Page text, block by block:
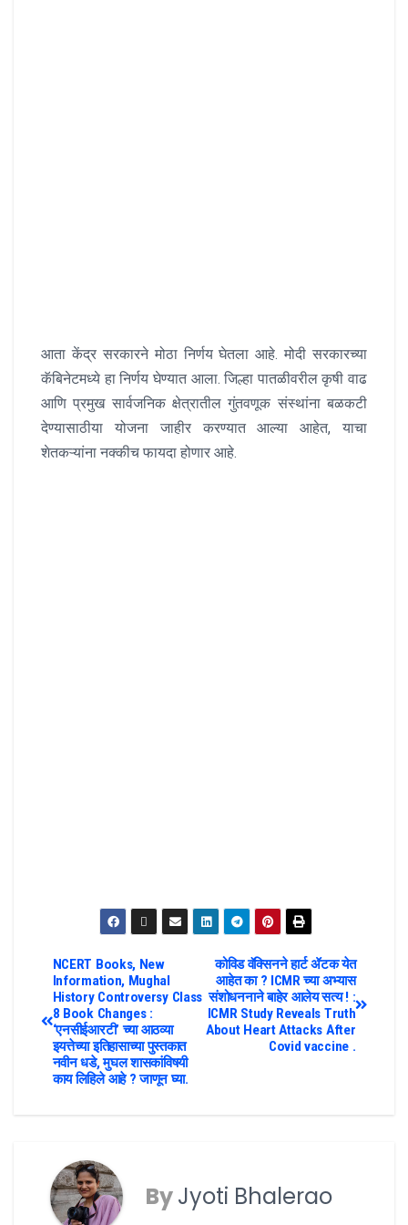
आता केंद्र सरकारने मोठा निर्णय घेतला आहे. मोदी सरकारच्या
कॅबिनेटमध्ये हा निर्णय घेण्यात आला. जिल्हा पातळीवरील कृषी वाढ
आणि प्रमुख सार्वजनिक क्षेत्रातील गुंतवणूक संस्थांना बळकटी
देण्यासाठीया योजना जाहीर करण्यात आल्या आहेत, याचा
शेतकऱ्यांना नक्कीच फायदा होणार आहे.
कोविड वॅक्सिनने हार्ट ॲटक येत
आहेत का ? ICMR च्या अभ्यास
संशोधननाने बाहेर आलेय सत्य ! :
ICMR Study Reveals Truth
About Heart Attacks After
Covid vaccine .
NCERT Books, New
Information, Mughal
History Controversy Class
8 Book Changes :
‘एनसीईआरटी’ च्या आठव्या
इयत्तेच्या इतिहासाच्या पुस्तकात
नवीन धडे, मुघल शासकांविषयी
काय लिहिले आहे ? जाणून घ्या.
ByJyoti Bhalerao